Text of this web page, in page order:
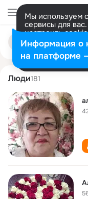
Мы используем
сервисы для
настроить
представитель.
Разрешить все
Поиск
людям
altynay
Люди181
Информация о
на платформе